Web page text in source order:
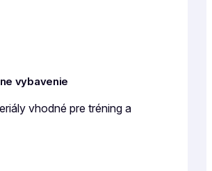
vybavenie
vhodné pre tréning a